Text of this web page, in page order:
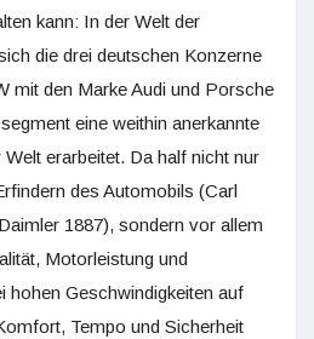
kann: In der Welt der
die drei deutschen Konzerne
mit den Marke Audi und Porsche
eine weithin anerkannte
erarbeitet. Da half nicht nur
des Automobils (Carl
1887), sondern vor allem
Motorleistung und
hohen Geschwindigkeiten auf
Tempo und Sicherheit